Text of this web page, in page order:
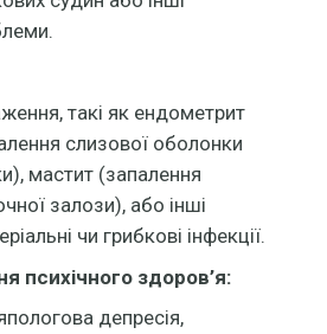
такі як ендометрит
слизової оболонки
мастит (запалення
залози), або інші
чи грибкові інфекції.
психічного здоров’я:
депресія,